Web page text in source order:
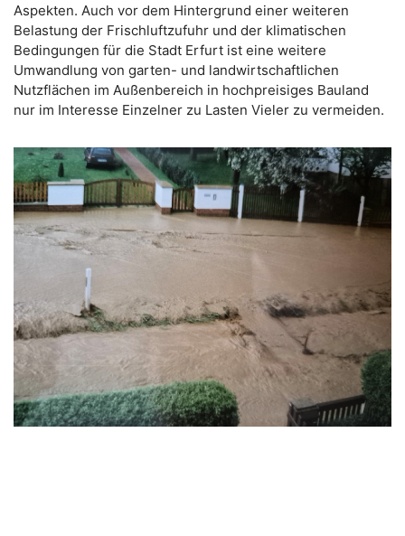
Aspekten. Auch vor dem Hintergrund einer weiteren
Belastung der Frischluftzufuhr und der klimatischen
Bedingungen für die Stadt Erfurt ist eine weitere
Umwandlung von garten- und landwirtschaftlichen
Nutzflächen im Außenbereich in hochpreisiges Bauland
nur im Interesse Einzelner zu Lasten Vieler zu vermeiden.